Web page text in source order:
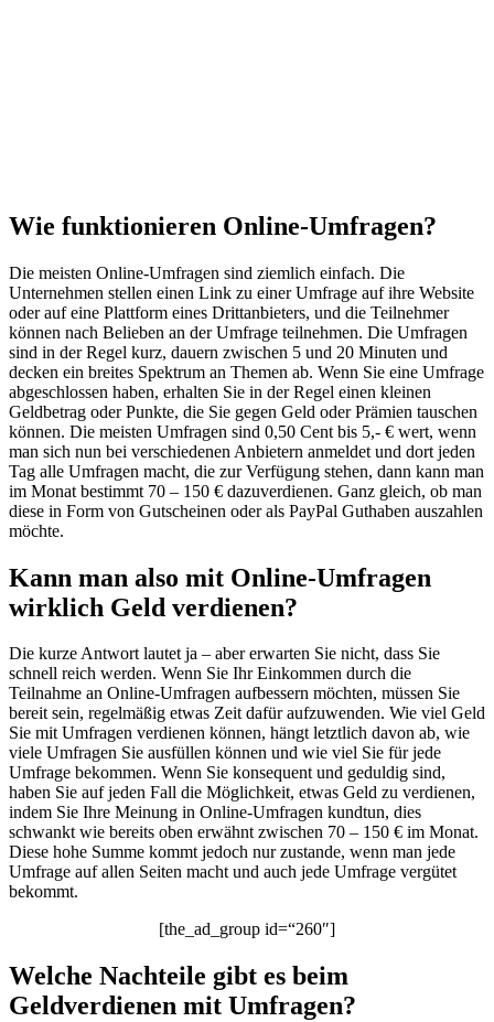
Wie funktionieren Online-Umfragen?
Die meisten Online-Umfragen sind ziemlich einfach. Die
Unternehmen stellen einen Link zu einer Umfrage auf ihre Website
oder auf eine Plattform eines Drittanbieters, und die Teilnehmer
können nach Belieben an der Umfrage teilnehmen. Die Umfragen
sind in der Regel kurz, dauern zwischen 5 und 20 Minuten und
decken ein breites Spektrum an Themen ab. Wenn Sie eine Umfrage
abgeschlossen haben, erhalten Sie in der Regel einen kleinen
Geldbetrag oder Punkte, die Sie gegen Geld oder Prämien tauschen
können. Die meisten Umfragen sind 0,50 Cent bis 5,- € wert, wenn
man sich nun bei verschiedenen Anbietern anmeldet und dort jeden
Tag alle Umfragen macht, die zur Verfügung stehen, dann kann man
im Monat bestimmt 70 – 150 € dazuverdienen. Ganz gleich, ob man
diese in Form von Gutscheinen oder als PayPal Guthaben auszahlen
möchte.
Kann man also mit Online-Umfragen
wirklich Geld verdienen?
Die kurze Antwort lautet ja – aber erwarten Sie nicht, dass Sie
schnell reich werden. Wenn Sie Ihr Einkommen durch die
Teilnahme an Online-Umfragen aufbessern möchten, müssen Sie
bereit sein, regelmäßig etwas Zeit dafür aufzuwenden. Wie viel Geld
Sie mit Umfragen verdienen können, hängt letztlich davon ab, wie
viele Umfragen Sie ausfüllen können und wie viel Sie für jede
Umfrage bekommen. Wenn Sie konsequent und geduldig sind,
haben Sie auf jeden Fall die Möglichkeit, etwas Geld zu verdienen,
indem Sie Ihre Meinung in Online-Umfragen kundtun, dies
schwankt wie bereits oben erwähnt zwischen 70 – 150 € im Monat.
Diese hohe Summe kommt jedoch nur zustande, wenn man jede
Umfrage auf allen Seiten macht und auch jede Umfrage vergütet
bekommt.
[the_ad_group id=“260″]
Welche Nachteile gibt es beim
Geldverdienen mit Umfragen?